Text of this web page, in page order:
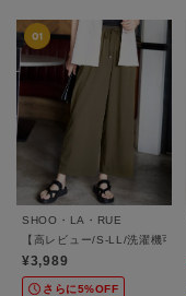
SHOO・LA・RUE
【高レビュー/S-LL/洗濯機可/
¥3,989
さらに5%OFF